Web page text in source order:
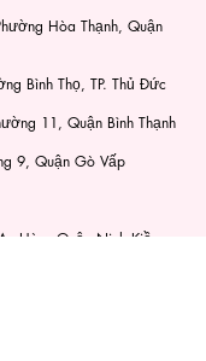
Hòa Thạnh, Quận
Bình Thọ, TP. Thủ Đức
11, Quận Bình Thạnh
9, Quận Gò Vấp
Hòa, Quận Ninh Kiều,